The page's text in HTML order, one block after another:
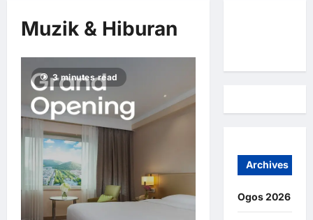
Muzik & Hiburan
3 minutes read
Archives
Ogos 2026